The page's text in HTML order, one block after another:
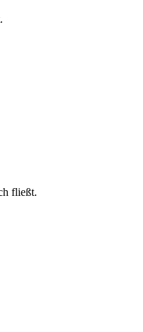
fließt.